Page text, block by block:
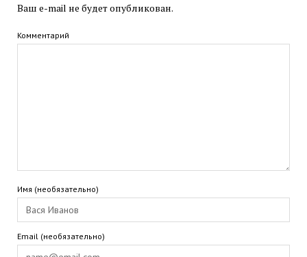
Ваш e-mail не будет опубликован.
Комментарий
Имя (необязательно)
Email (необязательно)